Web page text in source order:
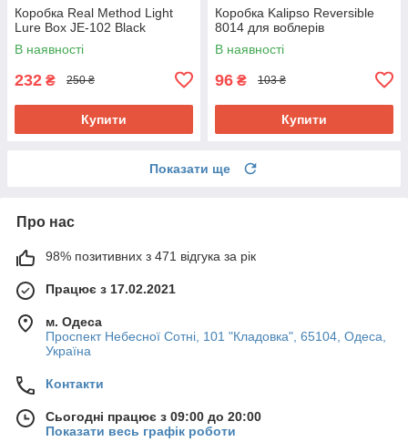
Коробка Real Method Light
Lure Box JE-102 Black
В наявності
232 ₴ 250 ₴
Купити
Коробка Kalipso Reversible
8014 для воблерів
В наявності
96 ₴ 103 ₴
Купити
Показати ще
Про нас
98% позитивних з 471 відгука за рік
Працює з 17.02.2021
м. Одеса
Проспект Небесної Сотні, 101 "Кладовка", 65104, Одеса,
Україна
Контакти
Сьогодні працює з 09:00 до 20:00
Показати весь графік роботи